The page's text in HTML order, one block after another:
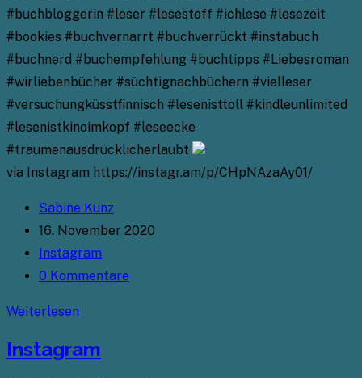
#buchbloggerin #leser #lesestoff #ichlese #lesezeit
#bookies #buchvernarrt #buchverrückt #instabuch
#buchnerd #buchempfehlung #buchtipps #Liebesroman
#wirliebenbücher #süchtignachbüchern #vielleser
#versuchungküsstfinnisch #lesenisttoll #kindleunlimited
#lesenistkinoimkopf #leseecke
#träumenausdrücklicherlaubt
via Instagram https://instagr.am/p/CHpNAzaAy01/
Beitrags-
Autor:
Sabine Kunz
Beitrag
veröffentlicht:
16. November 2020
Beitrags-
Kategorie:
Instagram
Beitrags-
0 Kommentare
Weiterlesen
Instagram